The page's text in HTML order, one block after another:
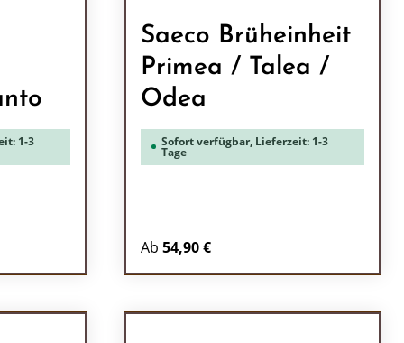
1-3
Saeco Brüheinheit
Primea / Talea /
Odea
Sofort verfügbar, Lieferzeit: 1-3
Tage
Ab 54,90 €